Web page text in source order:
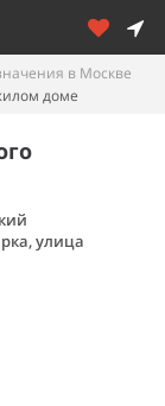
в Москве
доме
улица